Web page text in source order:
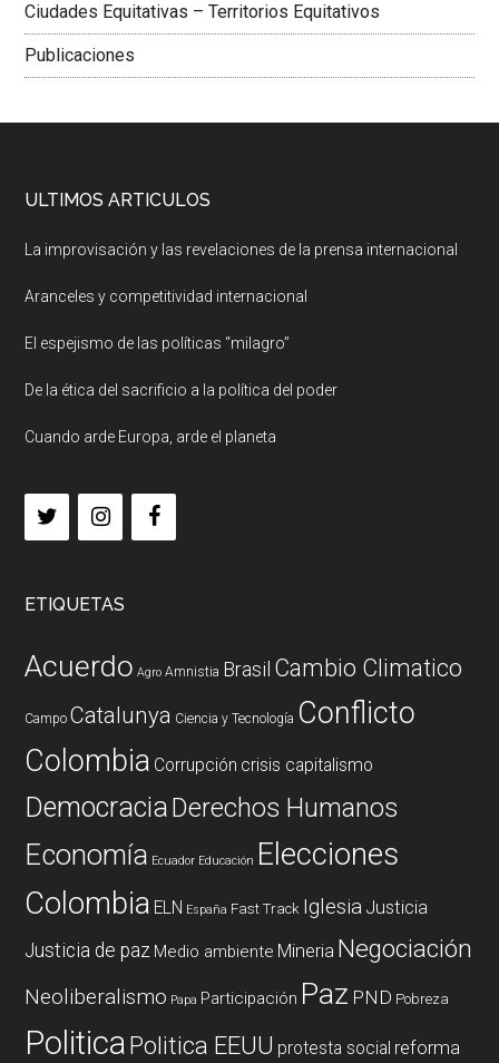
Ciudades Equitativas – Territorios Equitativos
Publicaciones
ULTIMOS ARTICULOS
La improvisación y las revelaciones de la prensa internacional
Aranceles y competitividad internacional
El espejismo de las políticas “milagro”
De la ética del sacrificio a la política del poder
Cuando arde Europa, arde el planeta
ETIQUETAS
Acuerdo Agro Amnistia Brasil Cambio Climatico
Campo Catalunya Ciencia y Tecnología Conflicto
Colombia Corrupción crisis capitalismo
DemocraciaDerechos Humanos
Economía Ecuador Educación Elecciones
Colombia ELN España Fast Track Iglesia Justicia
Justicia de paz Medio ambiente Mineria Negociación
Neoliberalismo Papa Participación Paz PND Pobreza
PoliticaPolitica EEUU protesta social reforma